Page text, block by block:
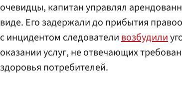
очевидцы, капитан управлял
виде. Его задержали до прибытия
с инцидентом следователивозбудили
оказании услуг, не отвечающих
здоровья потребителей.